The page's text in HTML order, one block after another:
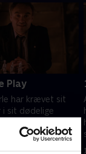
Play
har krævet sit
sit dødelige
må redde Ben fra
min